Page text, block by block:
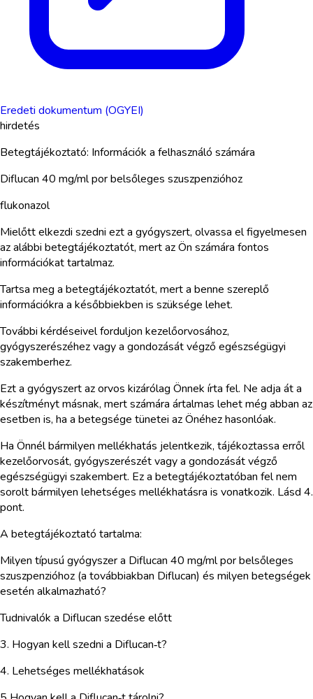
Eredeti dokumentum (OGYEI)
hirdetés
Betegtájékoztató: Információk a felhasználó számára
Diflucan 40 mg/ml por belsőleges szuszpenzióhoz
flukonazol
Mielőtt elkezdi szedni ezt a gyógyszert, olvassa el figyelmesen
az alábbi betegtájékoztatót, mert az Ön számára fontos
információkat tartalmaz.
Tartsa meg a betegtájékoztatót, mert a benne szereplő
információkra a későbbiekben is szüksége lehet.
További kérdéseivel forduljon kezelőorvosához,
gyógyszerészéhez vagy a gondozását végző egészségügyi
szakemberhez.
Ezt a gyógyszert az orvos kizárólag Önnek írta fel. Ne adja át a
készítményt másnak, mert számára ártalmas lehet még abban az
esetben is, ha a betegsége tünetei az Önéhez hasonlóak.
Ha Önnél bármilyen mellékhatás jelentkezik, tájékoztassa erről
kezelőorvosát, gyógyszerészét vagy a gondozását végző
egészségügyi szakembert. Ez a betegtájékoztatóban fel nem
sorolt bármilyen lehetséges mellékhatásra is vonatkozik. Lásd 4.
pont.
A betegtájékoztató tartalma:
Milyen típusú gyógyszer a Diflucan 40 mg/ml por belsőleges
szuszpenzióhoz (a továbbiakban Diflucan) és milyen betegségek
esetén alkalmazható?
Tudnivalók a Diflucan szedése előtt
3. Hogyan kell szedni a Diflucan‑t?
4. Lehetséges mellékhatások